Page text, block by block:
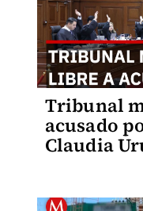
Tribunal
acusado
Claudia